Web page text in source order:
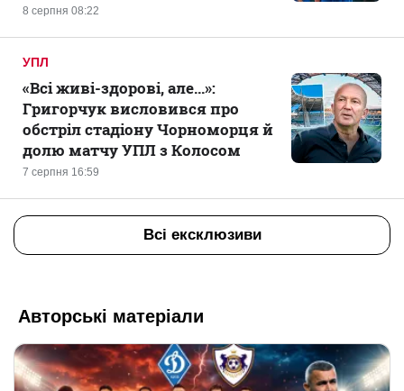
8 серпня 08:22
УПЛ
7 серпня 16:59
«Всі живі-здорові, але...»:
Григорчук висловився про
обстріл стадіону Чорноморця й
долю матчу УПЛ з Колосом
Всі ексклюзиви
Авторські матеріали